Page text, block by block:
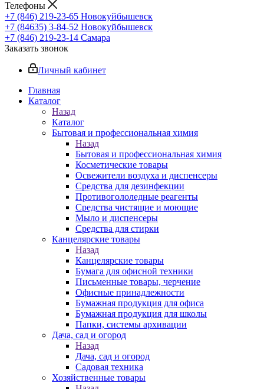
Телефоны
+7 (846) 219-23-65 Новокуйбышевск
+7 (84635) 3-84-52 Новокуйбышевск
+7 (846) 219-23-14 Самара
Заказать звонок
Личный кабинет
Главная
Каталог
Назад
Каталог
Бытовая и профессиональная химия
Назад
Бытовая и профессиональная химия
Косметические товары
Освежители воздуха и диспенсеры
Средства для дезинфекции
Противогололедные реагенты
Средства чистящие и моющие
Мыло и диспенсеры
Средства для стирки
Канцелярские товары
Назад
Канцелярские товары
Бумага для офисной техники
Письменные товары, черчение
Офисные принадлежности
Бумажная продукция для офиса
Бумажная продукция для школы
Папки, системы архивации
Дача, сад и огород
Назад
Дача, сад и огород
Садовая техника
Хозяйственные товары